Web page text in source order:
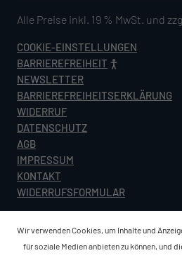
Alle Preise inkl. 19 % MwSt. und
COOKIE-EINSTELLUNGEN
BARRIEREFREIHEIT
NEWSLETTER
BARRIEREFREIHEITSERKLÄRUNG
WIDERRUF
DATENSCHUTZ
AGB
IMPRESSUM
KONTAKT
WIDERRUFSFORMULAR
Wir verwenden Cookies, um Inhalte und
für soziale Medien anbieten zu können, und